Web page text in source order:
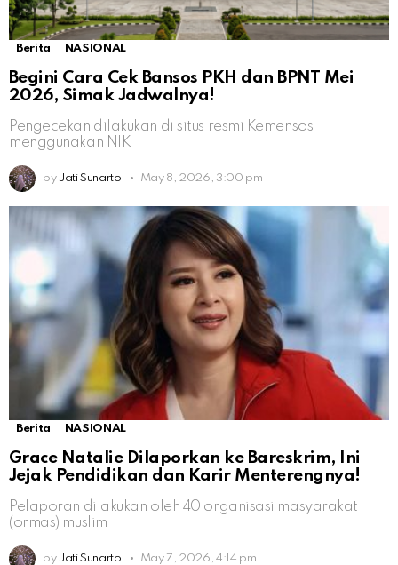
Berita NASIONAL
Begini Cara Cek Bansos PKH dan BPNT Mei
2026, Simak Jadwalnya!
Pengecekan dilakukan di situs resmi Kemensos
menggunakan NIK
by Jati Sunarto May 8, 2026, 3:00 pm
Berita NASIONAL
Grace Natalie Dilaporkan ke Bareskrim, Ini
Jejak Pendidikan dan Karir Menterengnya!
Pelaporan dilakukan oleh 40 organisasi masyarakat
(ormas) muslim
by Jati Sunarto May 7, 2026, 4:14 pm